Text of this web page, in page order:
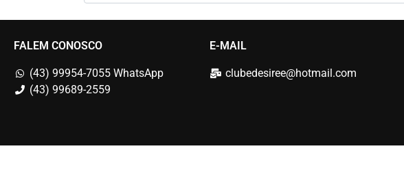
FALEM CONOSCO
(43) 99954-7055 WhatsApp
(43) 99689-2559
E-MAIL
clubedesiree@hotmail.com